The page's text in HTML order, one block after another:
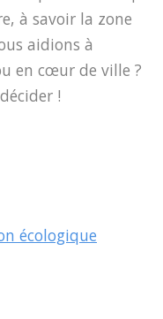
à savoir la zone
aidions à
en cœur de ville ?
!
écologique